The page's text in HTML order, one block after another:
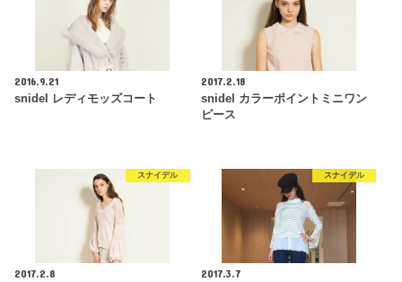
2016.9.21
snidel レディモッズコート
2017.2.18
snidel カラーポイントミニワン
ピース
スナイデル
2017.2.8
スナイデル
2017.3.7